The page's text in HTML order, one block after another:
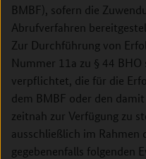
BMBF), sofern die
Abrufverfahren
Zur Durchführung von
Nummer 11a zu § 44
verpflichtet, die für die
dem BMBF oder den
zeitnah zur Verfügung zu
ausschließlich im Rahmen
gegebenenfalls folgenden